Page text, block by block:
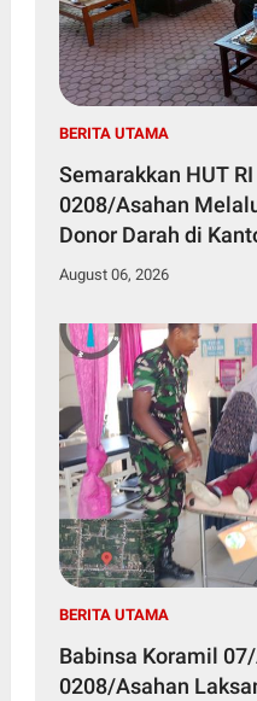
BERITA UTAMA
Semarakkan HUT
0208/Asahan
Donor Darah di
August 06, 2026
BERITA UTAMA
Babinsa Koramil
0208/Asahan